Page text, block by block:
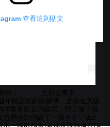
查看這則貼文
常喜歡它的樣式，用它做了張